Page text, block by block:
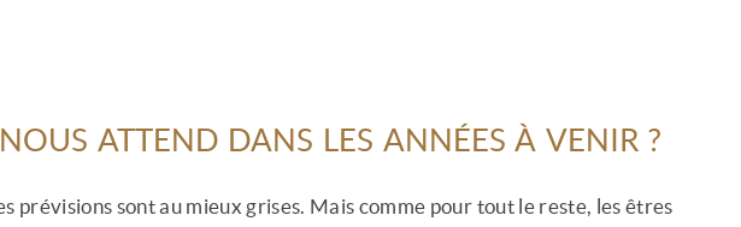
ATTEND DANS LES ANNÉES À VENIR ?
prévisions sont au mieux grises. Mais comme pour tout le reste, les êtres